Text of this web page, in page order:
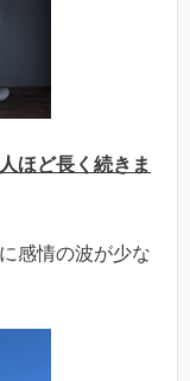
ほど長く続きま
感情の波が少な